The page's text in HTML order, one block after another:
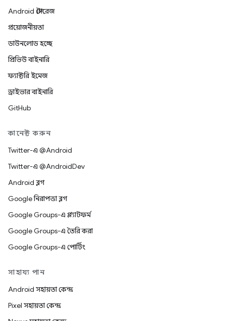
Android স্টোরেজ
প্রয়োজনীয়তা
ডাউনলোড হচ্ছে
প্রিভিউ বাইনারি
ফ্যাক্টরি ইমেজ
ড্রাইভার বাইনারি
GitHub
কানেক্ট করুন
Twitter-এ @Android
Twitter-এ @AndroidDev
Android ব্লগ
Google নিরাপত্তা ব্লগ
Google Groups-এ প্ল্যাটফর্ম
Google Groups-এ তৈরি করা
Google Groups-এ পোর্টিং
সাহায্য পান
Android সহায়তা কেন্দ্র
Pixel সহায়তা কেন্দ্র